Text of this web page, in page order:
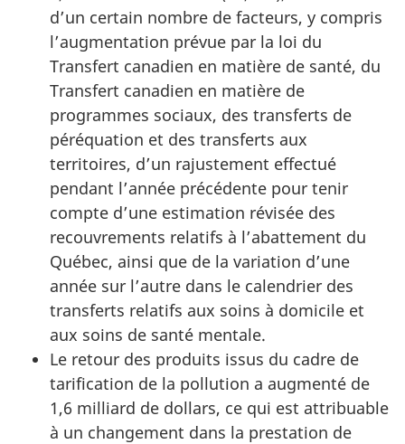
d’un certain nombre de facteurs, y compris
l’augmentation prévue par la loi du
Transfert canadien en matière de santé, du
Transfert canadien en matière de
programmes sociaux, des transferts de
péréquation et des transferts aux
territoires, d’un rajustement effectué
pendant l’année précédente pour tenir
compte d’une estimation révisée des
recouvrements relatifs à l’abattement du
Québec, ainsi que de la variation d’une
année sur l’autre dans le calendrier des
transferts relatifs aux soins à domicile et
aux soins de santé mentale.
Le retour des produits issus du cadre de
tarification de la pollution a augmenté de
1,6 milliard de dollars, ce qui est attribuable
à un changement dans la prestation de